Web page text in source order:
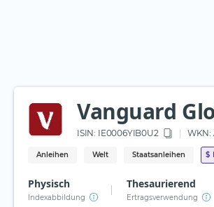
Vanguard
ISIN: IE0006YIB0U2 WKN:
Anleihen Welt Staatsanleihen $
Physisch
Indexabbildung
Thesaurierend
Ertragsverwendung